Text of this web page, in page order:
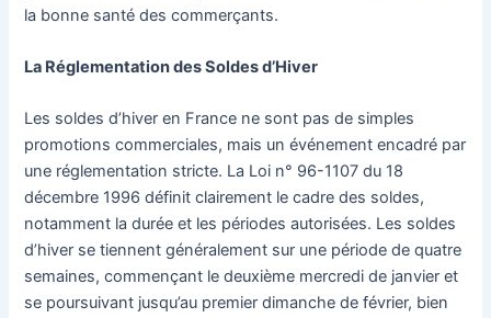
la bonne santé des commerçants.
La Réglementation des Soldes d’Hiver
Les soldes d’hiver en France ne sont pas de simples
promotions commerciales, mais un événement encadré par
une réglementation stricte. La Loi n° 96-1107 du 18
décembre 1996 définit clairement le cadre des soldes,
notamment la durée et les périodes autorisées. Les soldes
d’hiver se tiennent généralement sur une période de quatre
semaines, commençant le deuxième mercredi de janvier et
se poursuivant jusqu’au premier dimanche de février, bien